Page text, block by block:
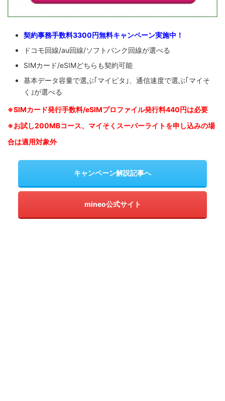
契約事務手数料3300円無料キャンペーン実施中！
ドコモ回線/au回線/ソフトバンク回線が選べる
SIMカード/eSIMどちらも契約可能
基本データ容量で選ぶ｢マイピタ｣、通信速度で選ぶ｢マイそ
く｣が選べる
※SIMカード発行手数料/eSIMプロファイル発行料440円は必要
※お試し200MBコース、マイそくスーパーライトを申し込みの場
合は適用対象外
キャンペーン解説記事へ
mineo公式サイト